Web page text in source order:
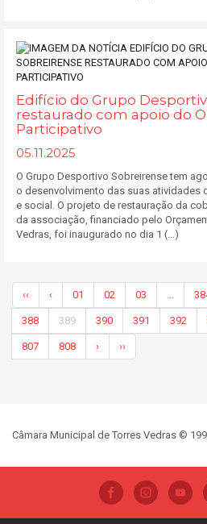
Edifício do Grupo
restaurado com apoio do
Participativo
05.11.2025
O Grupo Desportivo Sobreirense tem
o desenvolvimento das suas atividades
e social. O projeto de restauração da
da associação, financiado pelo
Vedras, foi inaugurado no dia 1 (...)
‹‹ ‹ 01 02 03
388 389 390 391 392
807 808 › ››
Câmara Municipal de Torres Vedras ©